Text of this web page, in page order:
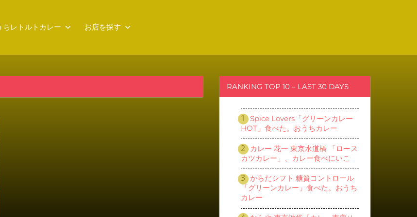
ちレトルトカレー お店を探す
RANKING TOP 10 – LAST 30 DAYS
Spice Lovers「グリーンカレー
HOT」食べた。おうちカレー
カレー 花一 東京水道橋 「ロース
カツカレー」、カレー食べにいこ
からだシフト 糖質コントロール
「グリーンカレー」食べた。おうち
カレー